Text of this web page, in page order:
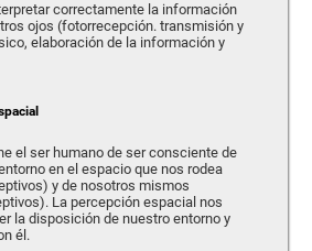
correctamente la información
ojos (fotorrecepción. transmisión y
elaboración de la información y
el ser humano de ser consciente de
en el espacio que nos rodea
y de nosotros mismos
La percepción espacial nos
la disposición de nuestro entorno y
él.